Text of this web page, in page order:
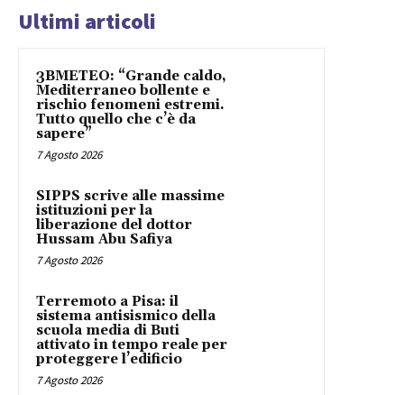
Ultimi articoli
3BMETEO: “Grande caldo,
Mediterraneo bollente e
rischio fenomeni estremi.
Tutto quello che c’è da
sapere”
7 Agosto 2026
SIPPS scrive alle massime
istituzioni per la
liberazione del dottor
Hussam Abu Safiya
7 Agosto 2026
Terremoto a Pisa: il
sistema antisismico della
scuola media di Buti
attivato in tempo reale per
proteggere l’edificio
7 Agosto 2026